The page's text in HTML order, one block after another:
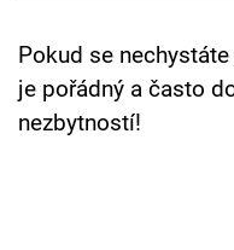
Přihlášení
Pokud se
je pořádný a často
nezbytností!